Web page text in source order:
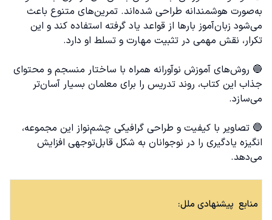
به‌صورت هوشمندانه طراحی شده‌اند. تمرین‌های متنوع باعث
می‌شود زبان‌آموز بارها از قواعد یاد گرفته استفاده کند و این
تکرار، نقش مهمی در تثبیت مهارت و تسلط او دارد.
🔵 روش‌های آموزش نوآورانه همراه با ساختار منسجم و محتوای
جذاب این کتاب، روند تدریس را برای معلمان بسیار آسان‌تر
می‌سازد.
🔵 تصاویر با کیفیت و طراحی گرافیکی چشم‌نواز این مجموعه،
انگیزه یادگیری را در نوجوانان به شکل قابل‌توجهی افزایش
می‌دهد.
منابع پیشنهادی ملل: